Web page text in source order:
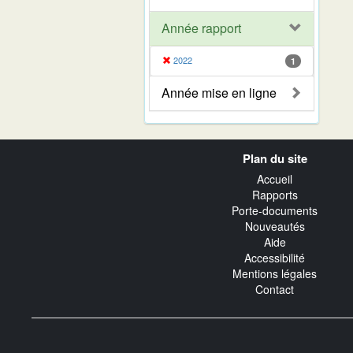
Année rapport
2022 1
Année mise en ligne
Plan du site
Accueil
Rapports
Porte-documents
Nouveautés
Aide
Accessibilité
Mentions légales
Contact